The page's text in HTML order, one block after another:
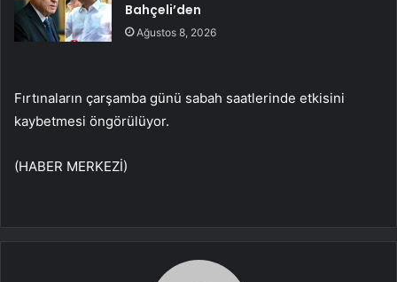
Bahçeli’den
Ağustos 8, 2026
Fırtınaların çarşamba günü sabah saatlerinde etkisini
kaybetmesi öngörülüyor.
(HABER MERKEZİ)